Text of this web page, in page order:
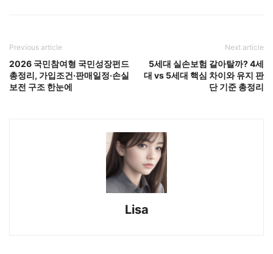
Previous article
2026 국민참여형 국민성장펀드
총정리, 가입조건·판매일정·손실
보전 구조 한눈에
Next article
5세대 실손보험 갈아탈까? 4세
대 vs 5세대 핵심 차이와 유지 판
단 기준 총정리
Lisa